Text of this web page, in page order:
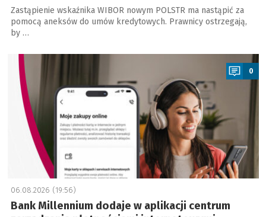
Zastąpienie wskaźnika WIBOR nowym POLSTR ma nastąpić za
pomocą aneksów do umów kredytowych. Prawnicy ostrzegają,
by …
0
06.08.2026 (19:56)
Bank Millennium dodaje w aplikacji centrum